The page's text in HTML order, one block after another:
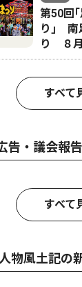
第50回
り｣ 南
り ８
すべて
告・議会報告
すべて
物風土記の